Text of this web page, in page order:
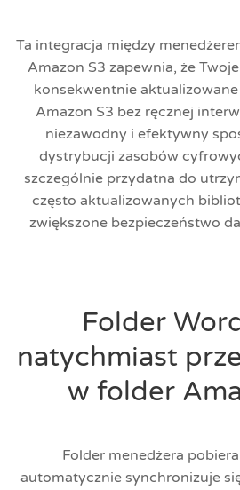
Ta integracja między
Amazon S3 zapewnia, że
konsekwentnie
Amazon S3 bez ręcznej
niezawodny i efektywny
dystrybucji zasobów
szczególnie przydatna do
często aktualizowanych
zwiększone bezpieczeństwo
Folder
natychmiast
w folder
Folder menedżera
automatycznie synchronizuje